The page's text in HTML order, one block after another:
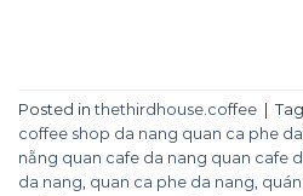
Posted inthethirdhouse.coffee
coffee shop da nang quan ca phe
nẵng quan cafe da nang quan cafe
da nang, quan ca phe da nang,